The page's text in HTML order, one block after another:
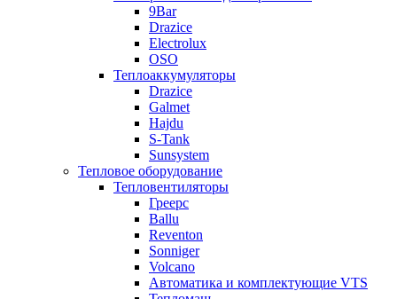
9Bar
Drazice
Electrolux
OSO
Теплоаккумуляторы
Drazice
Galmet
Hajdu
S-Tank
Sunsystem
Тепловое оборудование
Тепловентиляторы
Греерс
Ballu
Reventon
Sonniger
Volcano
Автоматика и комплектующие VTS